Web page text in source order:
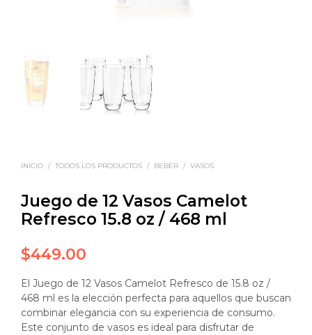
INICIO / TODOS LOS PRODUCTOS / BEBER / VASOS
Juego de 12 Vasos Camelot
Refresco 15.8 oz / 468 ml
$449.00
El Juego de 12 Vasos Camelot Refresco de 15.8 oz /
468 ml es la elección perfecta para aquellos que buscan
combinar elegancia con su experiencia de consumo.
Este conjunto de vasos es ideal para disfrutar de